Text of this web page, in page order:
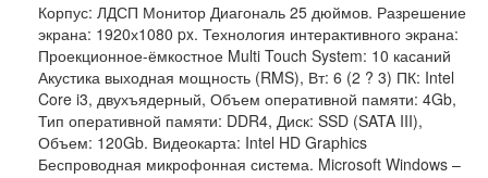
Корпус: ЛДСП Монитор Диагональ 25 дюймов. Разрешение
экрана: 1920х1080 px. Технология интерактивного экрана:
Проекционное-ёмкостное Multi Touch System: 10 касаний
Акустика выходная мощность (RMS), Вт: 6 (2 ? 3) ПК: Intel
Core i3, двухъядерный, Объем оперативной памяти: 4Gb,
Тип оперативной памяти: DDR4, Диск: SSD (SATA III),
Объем: 120Gb. Видеокарта: Intel HD Graphics
Беспроводная микрофонная система. Microsoft Windows –